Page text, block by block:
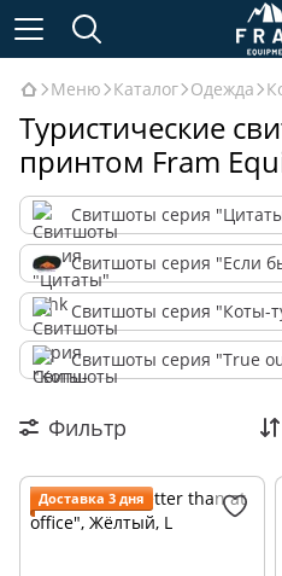
Меню Каталог Одежда
Туристические
принтом Fram
Свитшоты серия
Свитшоты серия "Если
Свитшоты серия "Коты-
Свитшоты серия "True
Фильтр
Доставка 3 дня